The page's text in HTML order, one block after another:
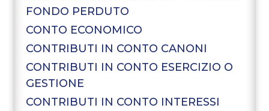
FONDO PERDUTO
CONTO ECONOMICO
CONTRIBUTI IN CONTO CANONI
CONTRIBUTI IN CONTO ESERCIZIO O
GESTIONE
CONTRIBUTI IN CONTO INTERESSI